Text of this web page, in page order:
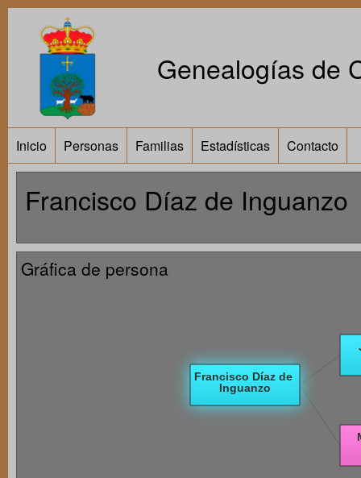
Genealogías de
Inicio Personas Familias Estadísticas Contacto
Francisco Díaz de Inguanzo
Gráfica de persona